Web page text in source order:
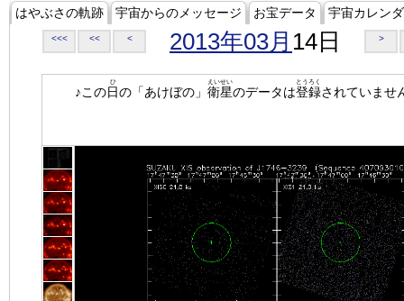
はやぶさの軌跡 宇宙からのメッセージ お宝データ 宇宙カレン
<<< << < 2013年03月 14日 >
♪この日
ひ
の「あけぼの」 衛星
えいせい
のデータは登録
とうろく
されていませ